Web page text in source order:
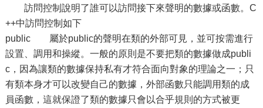
訪問控制說明了誰可以訪問接下來聲明的數據或函數。C
++中訪問控制如下
public 屬於public的聲明在類的外部可見，並可按需進行
設置、調用和操縱。一般的原則是不要把類的數據做成publi
c，因為讓類的數據保持私有才符合面向對象的理論之一；只
有類本身才可以改變自己的數據，外部函數只能調用類的成
員函數，這就保證了類的數據只會以合乎規則的方式被更